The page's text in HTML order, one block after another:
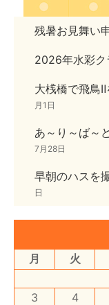
残暑お見舞い
2026年水彩ク
大桟橋で飛鳥
月1日
あ～り～ば
7月28日
早朝のハスを
日
月
火
3
4